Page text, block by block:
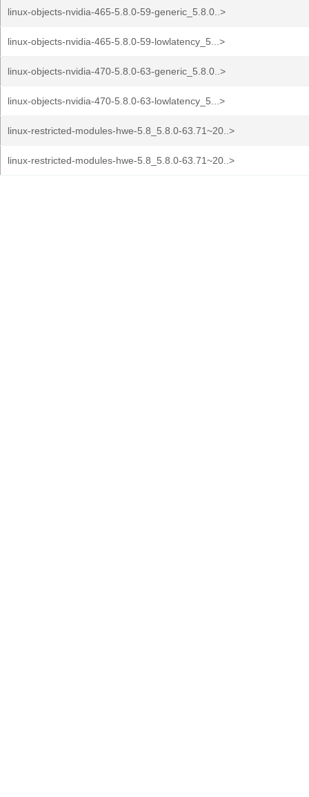
linux-objects-nvidia-465-5.8.0-59-generic_5.8.0..>
linux-objects-nvidia-465-5.8.0-59-lowlatency_5...>
linux-objects-nvidia-470-5.8.0-63-generic_5.8.0..>
linux-objects-nvidia-470-5.8.0-63-lowlatency_5...>
linux-restricted-modules-hwe-5.8_5.8.0-63.71~20..>
linux-restricted-modules-hwe-5.8_5.8.0-63.71~20..>